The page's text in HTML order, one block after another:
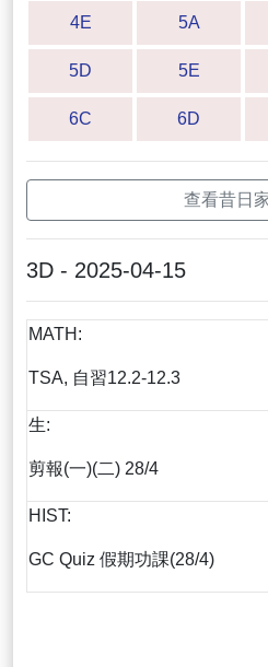
4E 5A
5D 5E
6C 6D
查看昔日
3D - 2025-04-15
MATH:
TSA, 自習12.2-12.3
生:
剪報(一)(二) 28/4
HIST:
GC Quiz 假期功課(28/4)